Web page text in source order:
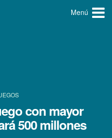
Menú
con mayor
500 millones